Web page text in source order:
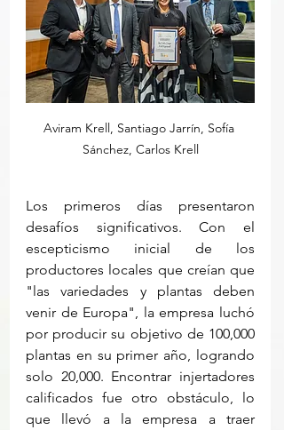
Aviram Krell, Santiago Jarrín, Sofía
Sánchez, Carlos Krell
Los primeros días presentaron
desafíos significativos. Con el
escepticismo inicial de los
productores locales que creían que
"las variedades y plantas deben
venir de Europa", la empresa luchó
por producir su objetivo de 100,000
plantas en su primer año, logrando
solo 20,000. Encontrar injertadores
calificados fue otro obstáculo, lo
que llevó a la empresa a traer